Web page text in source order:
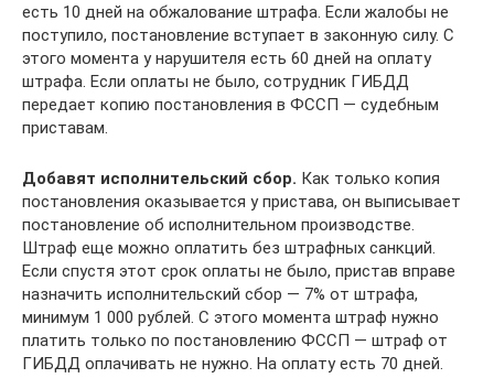
есть 10 дней на обжалование штрафа. Если жалобы не
поступило, постановление вступает в законную силу. С
этого момента у нарушителя есть 60 дней на оплату
штрафа. Если оплаты не было, сотрудник ГИБДД
передает копию постановления в ФССП — судебным
приставам.
Добавят исполнительский сбор. Как только копия
постановления оказывается у пристава, он выписывает
постановление об исполнительном производстве.
Штраф еще можно оплатить без штрафных санкций.
Если спустя этот срок оплаты не было, пристав вправе
назначить исполнительский сбор — 7% от штрафа,
минимум 1 000 рублей. С этого момента штраф нужно
платить только по постановлению ФССП — штраф от
ГИБДД оплачивать не нужно. На оплату есть 70 дней.